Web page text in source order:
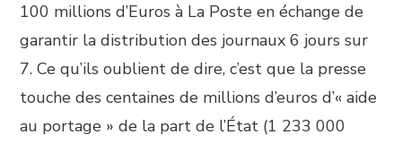
100 millions d’Euros à La Poste en échange de
garantir la distribution des journaux 6 jours sur
7. Ce qu’ils oublient de dire, c’est que la presse
touche des centaines de millions d’euros d’« aide
au portage » de la part de l’État (1 233 000